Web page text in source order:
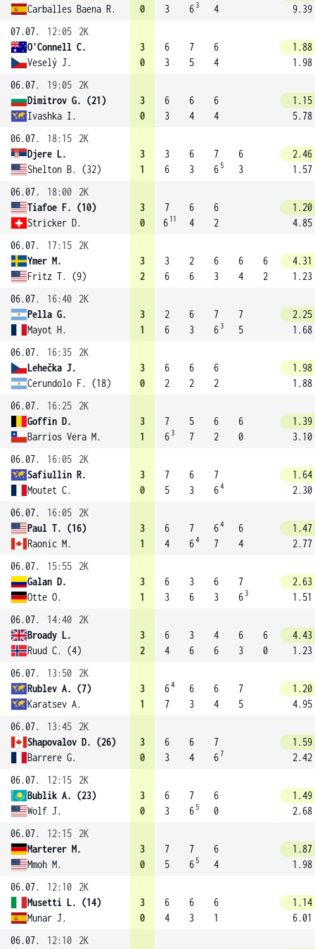
Carballes Baena R.
0
3
6 3
4
9.39
07.07.
12:05
2K
O'Connell C.
Veselý J.
3
0
6
3
7
5
6
4
1.88
1.98
06.07.
19:05
2K
Dimitrov G. (21)
Ivashka I.
3
0
6
3
6
4
6
4
1.15
5.78
06.07.
18:15
2K
Djere L.
Shelton B. (32)
3
1
3
6
6
3
7
6 5
6
3
2.46
1.57
06.07.
18:00
2K
Tiafoe F. (10)
Stricker D.
3
0
7
6 11
6
4
6
2
1.20
4.85
06.07.
17:15
2K
Ymer M.
Fritz T. (9)
3
2
3
6
2
6
6
3
6
4
6
2
4.31
1.23
06.07.
16:40
2K
Pella G.
Mayot H.
3
1
2
6
6
3
7
6 3
7
5
2.25
1.68
06.07.
16:35
2K
Lehečka J.
Cerundolo F. (18)
3
0
6
2
6
2
6
2
1.98
1.88
06.07.
16:25
2K
Goffin D.
Barrios Vera M.
3
1
7
6 3
5
7
6
2
6
0
1.39
3.10
06.07.
16:05
2K
Safiullin R.
Moutet C.
3
0
7
5
6
3
7
64
1.64
2.30
06.07.
16:05
2K
Paul T. (16)
Raonic M.
3
1
6
4
7
64
64
7
6
4
1.47
2.77
06.07.
15:55
2K
Galan D.
Otte O.
3
1
6
3
3
6
6
3
7
6 3
2.63
1.51
06.07.
14:40
2K
Broady L.
Ruud C. (4)
3
2
6
4
3
6
4
6
6
3
6
0
4.43
1.23
06.07.
13:50
2K
Rublev A. (7)
Karatsev A.
3
1
64
7
6
3
6
4
7
5
1.20
4.95
06.07.
13:45
2K
Shapovalov D. (26)
Barrere G.
3
0
6
3
6
4
7
67
1.59
2.42
06.07.
12:15
2K
Bublik A. (23)
Wolf J.
3
0
6
3
7
6 5
6
0
1.49
2.68
06.07.
12:15
2K
Marterer M.
Mmoh M.
3
0
7
5
7
6 5
6
4
1.87
1.98
06.07.
12:10
2K
Musetti L. (14)
Munar J.
3
0
6
4
6
3
6
1
1.14
6.01
06.07.
12:10
2K